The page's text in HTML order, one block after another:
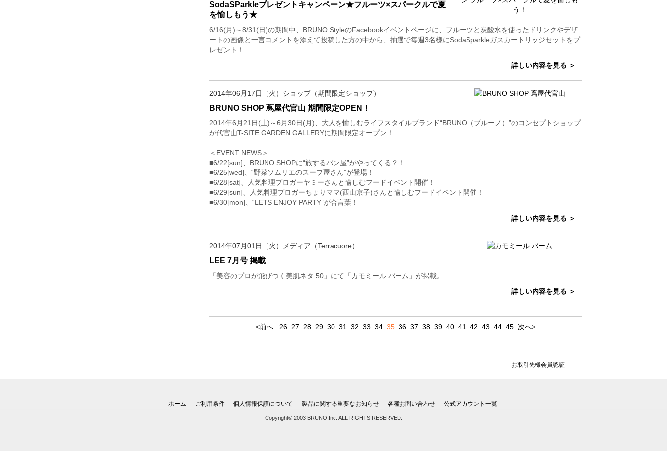
SodaSParkleプレゼントキャンペーン★フルーツ×スパークルで夏
を愉しもう★
6/16(月)～8/31(日)の期間中、BRUNO StyleのFacebookイベントページに、フルーツと炭酸水を使ったドリンクやデザ
ートの画像と一言コメントを添えて投稿した方の中から、抽選で毎週3名様にSodaSparkleガスカートリッジセットをプ
レゼント！
詳しい内容を見る ＞
2014年06月17日（火）ショップ（期間限定ショップ）
BRUNO SHOP 蔦屋代官山 期間限定OPEN！
2014年6月21日(土)～6月30日(月)、大人を愉しむライフスタイルブランド“BRUNO（ブルーノ）”のコンセプトショップ
が代官山T-SITE GARDEN GALLERYに期間限定オープン！
＜EVENT NEWS＞
■6/22[sun]、BRUNO SHOPに“旅するパン屋”がやってくる？！
■6/25[wed]、“野菜ソムリエのスープ屋さん”が登場！
■6/28[sat]、人気料理ブロガーヤミーさんと愉しむフードイベント開催！
■6/29[sun]、人気料理ブロガーちょりママ(西山京子)さんと愉しむフードイベント開催！
■6/30[mon]、“LETS ENJOY PARTY”が合言葉！
詳しい内容を見る ＞
2014年07月01日（火）メディア（Terracuore）
LEE 7月号 掲載
「美容のプロが飛びつく美肌ネタ 50」にて「カモミール バーム」が掲載。
詳しい内容を見る ＞
<前へ 26 27 28 29 30 31 32 33 34 35 36 37 38 39 40 41 42 43 44 45 次へ>
お取引先様会員認証
ホーム ご利用条件 個人情報保護について 製品に関する重要なお知らせ 各種お問い合わせ 公式アカウント一覧
Copyright© 2003 BRUNO,Inc. ALL RIGHTS RESERVED.